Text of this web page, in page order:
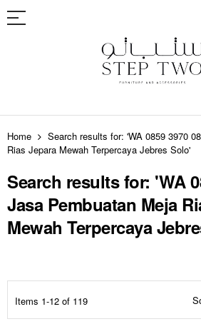
Skip
to
Content
Home
Search results for: 'WA 0859 3970
Rias Jepara Mewah Terpercaya Jebres Solo'
Search results for: 'WA
Jasa Pembuatan Meja
Mewah Terpercaya
Items 1-12 of 119